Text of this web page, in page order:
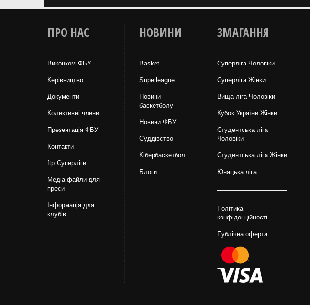
ПРО НАС
Виконком ФБУ
Керівництво
Документи
Колективні члени
Презентація ФБУ
Контакти
ftp Суперліги
Медіа файли для
преси
Інформація для
клубів
НОВИНИ
Basket
Superleague
Новини
баскетболу
Новини ФБУ
Суддівство
Кібербаскетбол
Блоги
ЗМАГАННЯ
Суперліга Чоловіки
Суперліга Жінки
Вища лiга Чоловіки
Кубок України Жінки
Студентська ліга
Чоловiки
Студентська ліга Жінки
Юнацька ліга
Політика
конфіденційності
Публічна оферта